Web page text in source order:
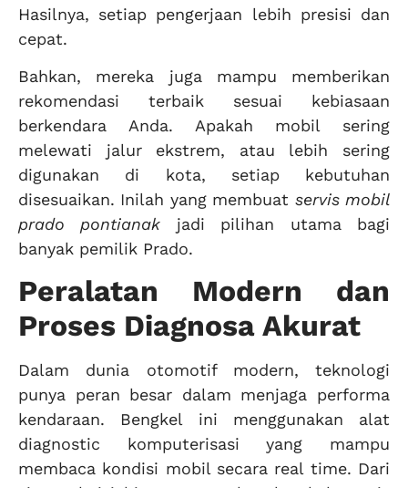
Hasilnya, setiap pengerjaan lebih presisi dan
cepat.
Bahkan, mereka juga mampu memberikan
rekomendasi terbaik sesuai kebiasaan
berkendara Anda. Apakah mobil sering
melewati jalur ekstrem, atau lebih sering
digunakan di kota, setiap kebutuhan
disesuaikan. Inilah yang membuat servis mobil
prado pontianak jadi pilihan utama bagi
banyak pemilik Prado.
Peralatan Modern dan
Proses Diagnosa Akurat
Dalam dunia otomotif modern, teknologi
punya peran besar dalam menjaga performa
kendaraan. Bengkel ini menggunakan alat
diagnostic komputerisasi yang mampu
membaca kondisi mobil secara real time. Dari